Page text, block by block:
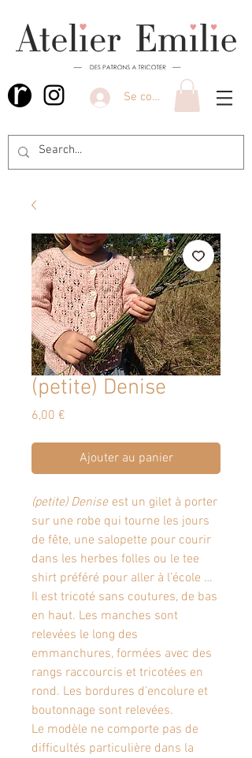
Se connecter
(petite) Denise
6,00 €
Ajouter au panier
(petite) Denise est un gilet à porter
sur une robe qui tourne les jours
de fête, une salopette pour courir
dans les herbes folles ou le tee
shirt préféré pour aller à l’école …
Il est tricoté sans coutures, de bas
en haut. Les manches sont
relevées le long des
emmanchures, formées avec des
rangs raccourcis et tricotées en
rond. Les bordures d’encolure et
boutonnage sont relevées.
Le modèle ne comporte pas de
difficultés particulière dans la